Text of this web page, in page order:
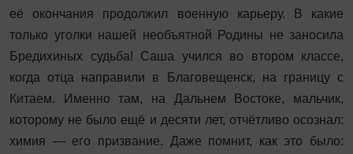
её окончания продолжил военную карьеру. В какие
только уголки нашей необъятной Родины не заносила
Бредихиных судьба! Саша учился во втором классе,
когда отца направили в Благовещенск, на границу с
Китаем. Именно там, на Дальнем Востоке, мальчик,
которому не было ещё и десяти лет, отчётливо осознал:
химия — его призвание. Даже помнит, как это было: